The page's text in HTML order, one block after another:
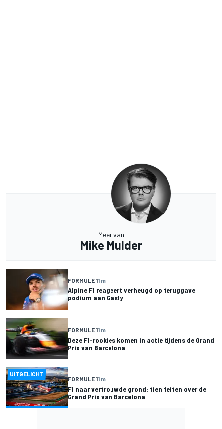
Meer van
Mike Mulder
FORMULE 11 m
Alpine F1 reageert verheugd op teruggave
podium aan Gasly
FORMULE 11 m
Deze F1-rookies komen in actie tijdens de Grand
Prix van Barcelona
UITGELICHT
FORMULE 11 m
F1 naar vertrouwde grond: tien feiten over de
Grand Prix van Barcelona